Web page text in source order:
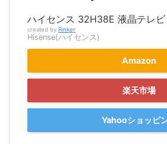
ハイセンス 32H38E 液晶テレビ
created by Rinker
Hisense(ハイセンス)
Amazon
楽天市場
Yahooショッピ